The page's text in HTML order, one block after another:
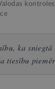
ka
tiesību